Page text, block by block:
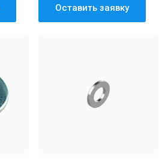
Оставить заявку